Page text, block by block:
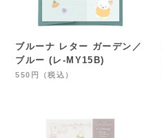
ブルーナ レター ガーデン／
ブルー (レ-MY15B)
550円（税込）